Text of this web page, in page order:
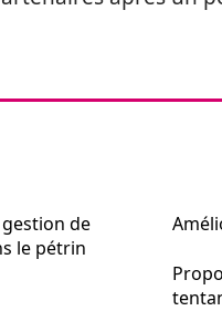
de
le pétrin